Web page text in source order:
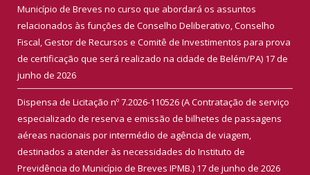
Município de Breves no curso que abordará os assuntos
relacionados às funções de Conselho Deliberativo, Conselho
Fiscal, Gestor de Recursos e Comitê de Investimentos para prova
de certificação que será realizado na cidade de Belém/PA) 17 de
junho de 2026
Dispensa de Licitação nº 7.2026-110526 (A Contratação de serviço
especializado de reserva e emissão de bilhetes de passagens
aéreas nacionais por intermédio de agência de viagem,
destinados a atender às necessidades do Instituto de
Previdência do Município de Breves IPMB.) 17 de junho de 2026